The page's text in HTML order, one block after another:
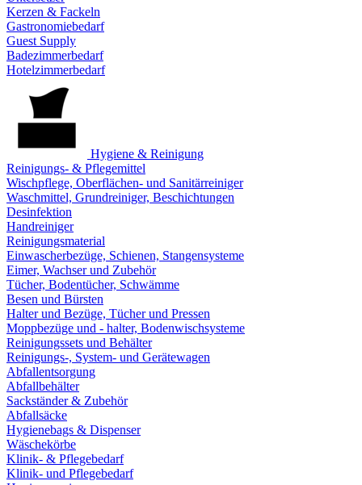
Kerzen & Fackeln
Gastronomiebedarf
Guest Supply
Badezimmerbedarf
Hotelzimmerbedarf
Hygiene & Reinigung
Reinigungs- & Pflegemittel
Wischpflege, Oberflächen- und Sanitärreiniger
Waschmittel, Grundreiniger, Beschichtungen
Desinfektion
Handreiniger
Reinigungsmaterial
Einwascherbezüge, Schienen, Stangensysteme
Eimer, Wachser und Zubehör
Tücher, Bodentücher, Schwämme
Besen und Bürsten
Halter und Bezüge, Tücher und Pressen
Moppbezüge und - halter, Bodenwischsysteme
Reinigungssets und Behälter
Reinigungs-, System- und Gerätewagen
Abfallentsorgung
Abfallbehälter
Sackständer & Zubehör
Abfallsäcke
Hygienebags & Dispenser
Wäschekörbe
Klinik- & Pflegebedarf
Klinik- und Pflegebedarf